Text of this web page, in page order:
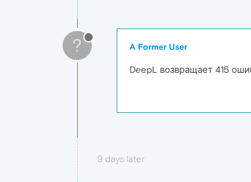
? A Former User
DeepL возвращает 415
9 days later